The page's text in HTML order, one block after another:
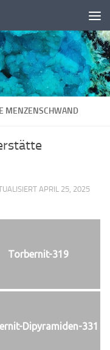
MENZENSCHWAND
APRIL 25, 2025
Torbernit-319
Dipyramiden-331